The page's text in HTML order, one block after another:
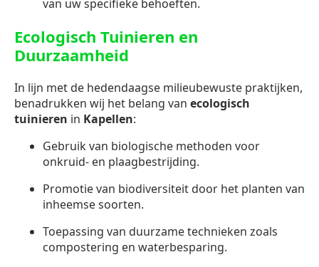
van uw specifieke behoeften.
Ecologisch Tuinieren en
Duurzaamheid
In lijn met de hedendaagse milieubewuste praktijken,
benadrukken wij het belang van ecologisch
tuinieren in Kapellen:
Gebruik van biologische methoden voor
onkruid- en plaagbestrijding.
Promotie van biodiversiteit door het planten van
inheemse soorten.
Toepassing van duurzame technieken zoals
compostering en waterbesparing.